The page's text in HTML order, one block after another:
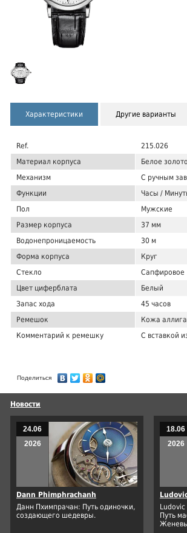
Характеристики Другие варианты
Ref.
215.026
Материал корпуса
Белое золото
Механизм
С ручным
Функции
Часы /
Пол
Мужские
Размер корпуса
37 мм
Водонепроницаемость
30 м
Форма корпуса
Круг
Стекло
Сапфировое
Цвет циферблата
Белый
Запас хода
45 часов
Ремешок
Кожа
Комментарий к ремешку
С вставкой
Поделиться
Новости
24.06
2026
Dann Phimphrachanh
Данн Пхимпрачан: Путь одиночки,
создающего шедевры.
18.06
2026
Ludovic
Путь